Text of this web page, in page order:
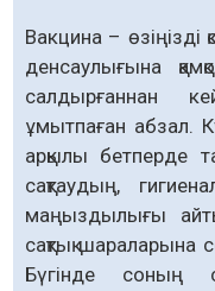
Вакцина – өзіңізді
денсаулығына
салдырғаннан
ұмытпаған абзал.
арқылы бетперде
сақтаудың,
маңыздылығы
сақтық шараларына
Бүгінде соның